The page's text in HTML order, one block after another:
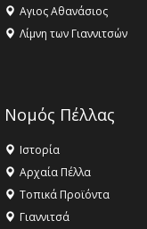
Αγιος Αθανάσιος
Λίμνη των Γιαννιτσών
Νομός Πέλλας
Ιστορία
Αρχαία Πέλλα
Τοπικά Προϊόντα
Γιαννιτσά